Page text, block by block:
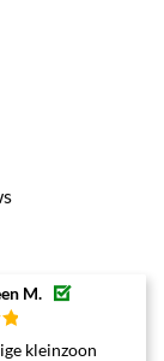
M.
kleinzoon